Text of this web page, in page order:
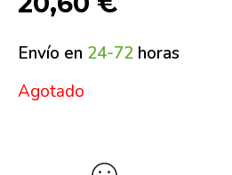
Envío en 24-72 horas
Agotado